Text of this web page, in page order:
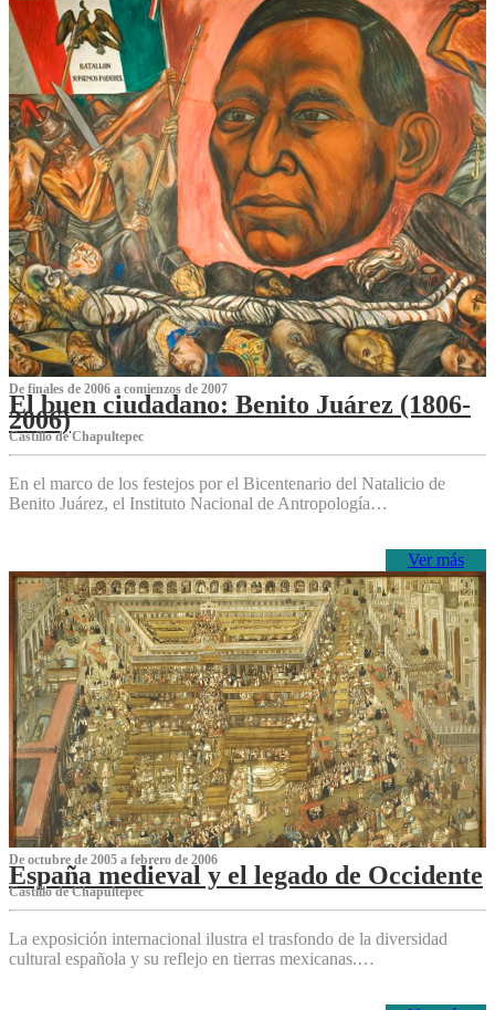
De finales de 2006 a comienzos de 2007
El buen ciudadano: Benito Juárez (1806-
2006)
Castillo de Chapultepec
En el marco de los festejos por el Bicentenario del Natalicio de
Benito Juárez, el Instituto Nacional de Antropología…
Ver más
De octubre de 2005 a febrero de 2006
España medieval y el legado de Occidente
Castillo de Chapultepec
La exposición internacional ilustra el trasfondo de la diversidad
cultural española y su reflejo en tierras mexicanas.…